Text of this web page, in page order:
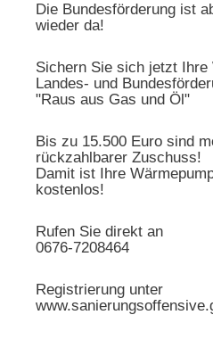
Die Bundesförderung ist
wieder da!
Sichern Sie sich jetzt Ihre
Landes- und
"Raus aus Gas und Öl"
Bis zu 15.500 Euro sind
rückzahlbarer Zuschuss!
Damit ist Ihre
kostenlos!
Rufen Sie direkt an
0676-7208464
Registrierung unter